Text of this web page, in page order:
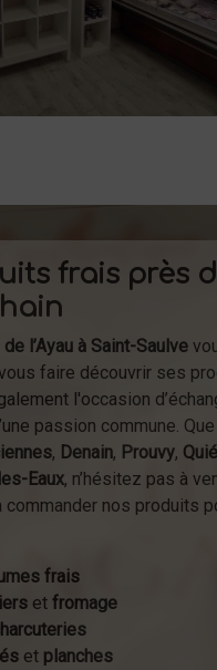
Profitez de la vente directe
ou de notre service de
livraison.
frais près
l’Ayau à Saint-Saulve
faire découvrir ses
l'occasion
passion commune.
, Denain, Prouvy,
Eaux, n’hésitez pas à
commander nos produits
frais
et fromage
et planches